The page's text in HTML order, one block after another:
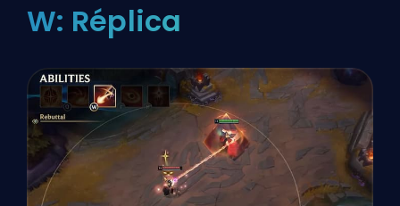
W: Réplica